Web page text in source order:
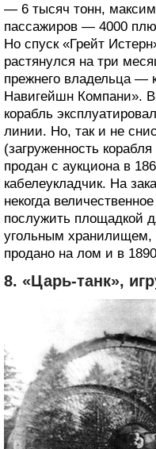
— 6 тысяч тонн,
пассажиров — 4000
Но спуск «Грейт
растянулся на три
прежнего владельца —
Навигейшн Компани».
корабль
линии. Но, так и не
(загруженность
продан с аукциона в
кабелеукладчик. На
некогда
послужить площадкой
угольным хранилищем,
продано на лом и в
8. «Царь-танк»,